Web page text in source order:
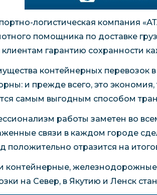
логистическая компания
помощника по доставке
гарантию сохранности
контейнерных перевозок
и прежде всего, это
самым выгодным способом
работы заметен во
связи в каждом городе
положительно отразится на
контейнерные,
на Север, в Якутию и Ленск